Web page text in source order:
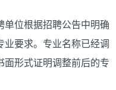
单位根据招聘公告中明确
要求。专业名称已经调
面形式证明调整前后的专